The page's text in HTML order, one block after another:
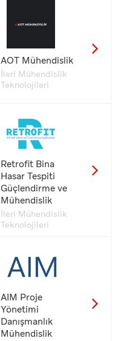
AOT Mühendislik
İleri Mühendislik
Teknolojileri
Retrofit Bina
Hasar Tespiti
Güçlendirme ve
Mühendislik
İleri Mühendislik
Teknolojileri
AIM Proje
Yönetimi
Danışmanlık
Mühendislik